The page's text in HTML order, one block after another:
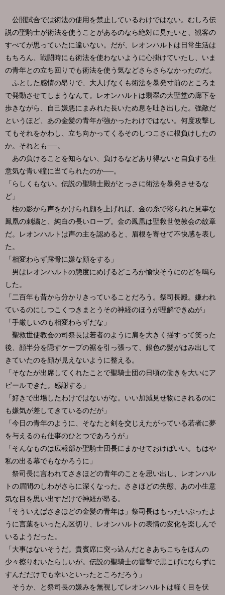
公開試合では術法の使用を禁止しているわけではない。むしろ伝
説の聖騎士が術法を使うことがあるのなら絶対に見たいと、観客の
すべてが思っていたに違いない。だが、レオンハルトは日常生活は
もちろん、戦闘時にも術法を使わないように心掛けていたし、いま
の青年との立ち回りでも術法を使う気などさらさらなかったのだ。
ふとした感情の昂りで、大人げなくも術法を暴発寸前のところま
で発動させてしまうなんて。レオンハルトは翡翠の大聖堂の廊下を
歩きながら、自己嫌悪にまみれた長いため息を吐き出した。強敵だ
というほど、あの金髪の青年が強かったわけではない。何度攻撃し
てもそれをかわし、立ち向かってくるそのしつこさに根負けしたの
か。それとも──。
あの負けることを知らない、負けるなどあり得ないと自負する生
意気な青い瞳に当てられたのか──。
「らしくもない。伝説の聖騎士殿がとっさに術法を暴発させるな
ど」
柱の影から声をかけられ顔を上げれば、金の糸で彩られた見事な
鳳凰の刺繍と、純白の長いローブ。金の鳳凰は聖救世使教会の紋章
だ。レオンハルトは声の主を認めると、眉根を寄せて不快感を表し
た。
「相変わらず露骨に嫌な顔をする」
男はレオンハルトの態度にめげるどころか愉快そうにのどを鳴ら
した。
「二百年も昔から分かりきっていることだろう。祭司長殿。嫌われ
ているのにしつこくつきまとうその神経のほうが理解できぬが」
「手厳しいのも相変わらずだな」
聖救世使教会の司祭長は若者のように肩を大きく揺すって笑った
後、顔半分を隠すケープの裾を引っ張って、銀色の髪がはみ出して
きていたのを顔が見えないように整える。
「そなたが出席してくれたことで聖騎士団の日頃の働きを大いにア
ピールできた。感謝する」
「好きで出場したわけではないがな。いい加減見せ物にされるのに
も嫌気が差してきているのだが」
「今日の青年のように、そなたと剣を交じえたがっている若者に夢
を与えるのも仕事のひとつであろうが」
「そんなものは広報部か聖騎士団長にまかせておけばいい。もはや
私の出る幕でもなかろうに」
祭司長に言われてさきほどの青年のことを思い出し、レオンハル
トの眉間のしわがさらに深くなった。さきほどの失態、あの小生意
気な目を思い出すだけで神経が昂る。
「そういえばさきほどの金髪の青年は」祭司長はもったいぶったよ
うに言葉をいったん区切り、レオンハルトの表情の変化を楽しんで
いるようだった。
「大事はないそうだ。貴賓席に突っ込んだときあちこちをほんの
少々擦りむいたらしいが。伝説の聖騎士の雷撃で黒こげにならずに
すんだだけでも幸いといったところだろう」
そうか、と祭司長の嫌みを無視してレオンハルトは軽く目を伏